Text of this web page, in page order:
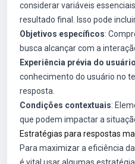
considerar variáveis
resultado final. Isso pode
Objetivos específicos:
busca alcançar com a
Experiência prévia do usuário
conhecimento do usuário no
resposta.
Condições contextuais:
que podem impactar a
Estratégias para respostas
Para maximizar a eficiência